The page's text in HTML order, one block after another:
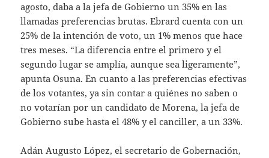
agosto, daba a la jefa de Gobierno un 35% en las
llamadas preferencias brutas. Ebrard cuenta con un
25% de la intención de voto, un 1% menos que hace
tres meses. “La diferencia entre el primero y el
segundo lugar se amplía, aunque sea ligeramente”,
apunta Osuna. En cuanto a las preferencias efectivas
de los votantes, ya sin contar a quiénes no saben o
no votarían por un candidato de Morena, la jefa de
Gobierno sube hasta el 48% y el canciller, a un 33%.
Adán Augusto López, el secretario de Gobernación,